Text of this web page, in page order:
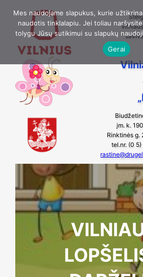
Eiti
prie
turinio
įm. k.
Rinktinės g.
tel.nr. (0
Mes naudojame slapukus, kurie
naudotis tinklalapiu. Jei toliau
tolygu Jūsų sutikimui su slapukų
Gerai